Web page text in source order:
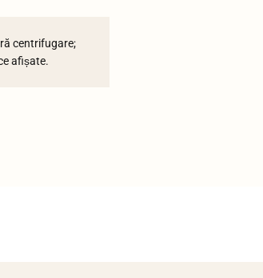
centrifugare;
afișate.